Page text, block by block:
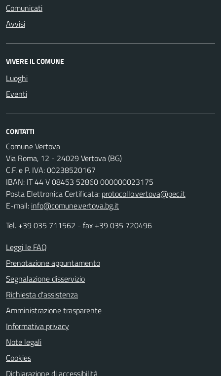
Comunicati
Avvisi
VIVERE IL COMUNE
Luoghi
Eventi
CONTATTI
Comune Vertova
Via Roma, 12 - 24029 Vertova (BG)
C.F. e P. IVA: 00238520167
IBAN: IT 44 V 08453 52860 000000023175
Posta Elettronica Certificata: protocollo.vertova@pec.it
E-mail: info@comune.vertova.bg.it
Tel. +39 035 711562 - fax +39 035 720496
Leggi le FAQ
Prenotazione appuntamento
Segnalazione disservizio
Richiesta d'assistenza
Amministrazione trasparente
Informativa privacy
Note legali
Cookies